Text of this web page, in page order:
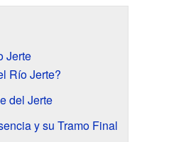
Jerte
Río Jerte?
del Jerte
y su Tramo Final